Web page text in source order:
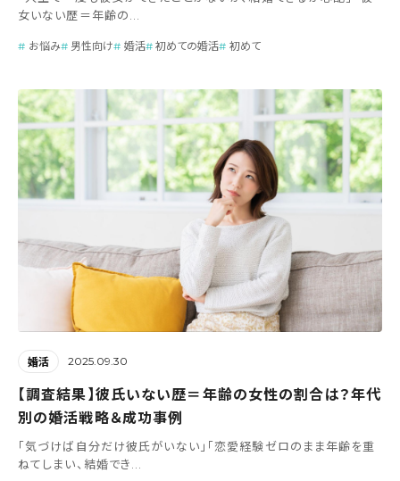
女いない歴＝年齢の...
お悩み 男性向け 婚活 初めての婚活 初めて
婚活 2025.09.30
【調査結果】彼氏いない歴＝年齢の女性の割合は？年代
別の婚活戦略＆成功事例
「気づけば自分だけ彼氏がいない」「恋愛経験ゼロのまま年齢を重
ねてしまい、結婚でき...